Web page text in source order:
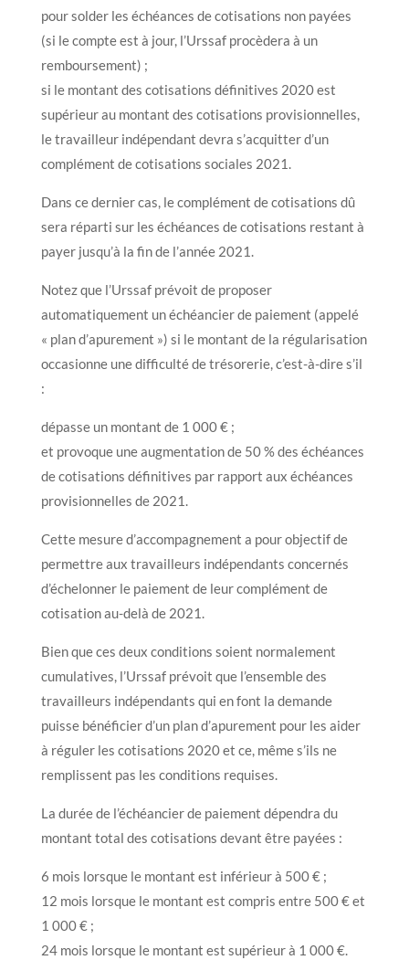
pour solder les échéances de cotisations non payées
(si le compte est à jour, l’Urssaf procèdera à un
remboursement) ;
si le montant des cotisations définitives 2020 est
supérieur au montant des cotisations provisionnelles,
le travailleur indépendant devra s’acquitter d’un
complément de cotisations sociales 2021.
Dans ce dernier cas, le complément de cotisations dû
sera réparti sur les échéances de cotisations restant à
payer jusqu’à la fin de l’année 2021.
Notez que l’Urssaf prévoit de proposer
automatiquement un échéancier de paiement (appelé
« plan d’apurement ») si le montant de la régularisation
occasionne une difficulté de trésorerie, c’est-à-dire s’il
:
dépasse un montant de 1 000 € ;
et provoque une augmentation de 50 % des échéances
de cotisations définitives par rapport aux échéances
provisionnelles de 2021.
Cette mesure d’accompagnement a pour objectif de
permettre aux travailleurs indépendants concernés
d’échelonner le paiement de leur complément de
cotisation au-delà de 2021.
Bien que ces deux conditions soient normalement
cumulatives, l’Urssaf prévoit que l’ensemble des
travailleurs indépendants qui en font la demande
puisse bénéficier d’un plan d’apurement pour les aider
à réguler les cotisations 2020 et ce, même s’ils ne
remplissent pas les conditions requises.
La durée de l’échéancier de paiement dépendra du
montant total des cotisations devant être payées :
6 mois lorsque le montant est inférieur à 500 € ;
12 mois lorsque le montant est compris entre 500 € et
1 000 € ;
24 mois lorsque le montant est supérieur à 1 000 €.